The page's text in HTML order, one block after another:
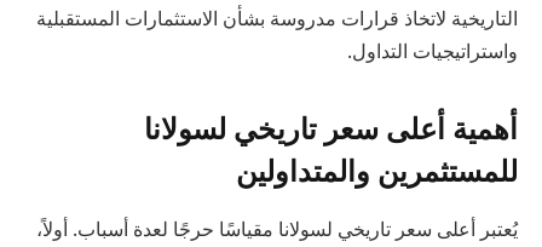
التاريخية لاتخاذ قرارات مدروسة بشأن الاستثمارات المستقبلية
واستراتيجيات التداول.
أهمية أعلى سعر تاريخي لسولانا
للمستثمرين والمتداولين
يُعتبر أعلى سعر تاريخي لسولانا مقياسًا حرجًا لعدة أسباب. أولاً،